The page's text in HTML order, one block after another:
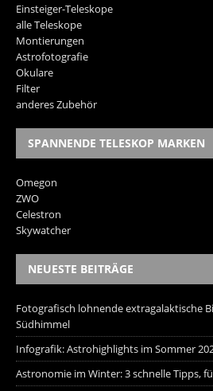
Einsteiger-Teleskope
alle Teleskope
Montierungen
Astrofotografie
Okulare
Filter
anderes Zubehör
SPANNENDE TELESKOP MARKEN
Omegon
ZWO
Celestron
Skywatcher
NEUESTE BEITRÄGE
Fotografisch lohnende extragalaktische
Südhimmel
Infografik: Astrohighlights im Sommer
Astronomie im Winter: 3 schnelle Tipps,